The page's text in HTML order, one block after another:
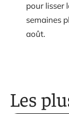
pour lisser
semaines
août.
Les